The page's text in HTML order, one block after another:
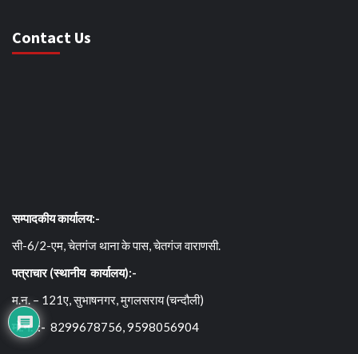
Contact Us
सम्पादकीय कार्यालय:-
सी-6/2-एम, चेतगंज थाना के पास, चेतगंज वाराणसी.
पत्राचार (स्थानीय कार्यालय):-
म.न. – 121ए, सुभाषनगर, मुगलसराय (चन्दौली)
मो.न. :- 8299678756, 9598056904